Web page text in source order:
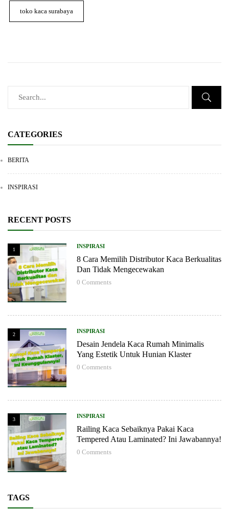
toko kaca surabaya
CATEGORIES
BERITA
INSPIRASI
RECENT POSTS
1
INSPIRASI
8 Cara Memilih Distributor Kaca Berkualitas
Dan Tidak Mengecewakan
0 Comments
2
INSPIRASI
Desain Jendela Kaca Rumah Minimalis
Yang Estetik Untuk Hunian Klaster
0 Comments
3
INSPIRASI
Railing Kaca Sebaiknya Pakai Kaca
Tempered Atau Laminated? Ini Jawabannya!
0 Comments
TAGS